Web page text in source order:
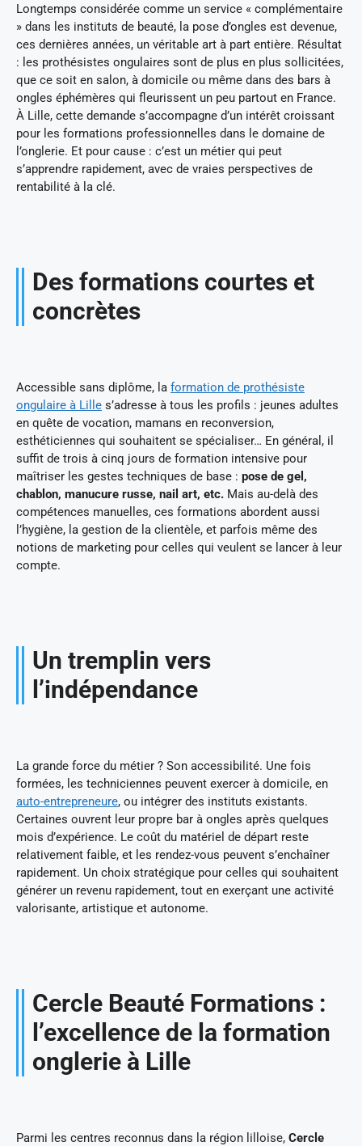
Longtemps considérée comme un service « complémentaire
» dans les instituts de beauté, la pose d’ongles est devenue,
ces dernières années, un véritable art à part entière. Résultat
: les prothésistes ongulaires sont de plus en plus sollicitées,
que ce soit en salon, à domicile ou même dans des bars à
ongles éphémères qui fleurissent un peu partout en France.
À Lille, cette demande s’accompagne d’un intérêt croissant
pour les formations professionnelles dans le domaine de
l’onglerie. Et pour cause : c’est un métier qui peut
s’apprendre rapidement, avec de vraies perspectives de
rentabilité à la clé.
Des formations courtes et
concrètes
Accessible sans diplôme, la formation de prothésiste
ongulaire à Lille s’adresse à tous les profils : jeunes adultes
en quête de vocation, mamans en reconversion,
esthéticiennes qui souhaitent se spécialiser… En général, il
suffit de trois à cinq jours de formation intensive pour
maîtriser les gestes techniques de base : pose de gel,
chablon, manucure russe, nail art, etc. Mais au-delà des
compétences manuelles, ces formations abordent aussi
l’hygiène, la gestion de la clientèle, et parfois même des
notions de marketing pour celles qui veulent se lancer à leur
compte.
Un tremplin vers
l’indépendance
La grande force du métier ? Son accessibilité. Une fois
formées, les techniciennes peuvent exercer à domicile, en
auto-entrepreneure, ou intégrer des instituts existants.
Certaines ouvrent leur propre bar à ongles après quelques
mois d’expérience. Le coût du matériel de départ reste
relativement faible, et les rendez-vous peuvent s’enchaîner
rapidement. Un choix stratégique pour celles qui souhaitent
générer un revenu rapidement, tout en exerçant une activité
valorisante, artistique et autonome.
Cercle Beauté Formations :
l’excellence de la formation
onglerie à Lille
Parmi les centres reconnus dans la région lilloise, Cercle